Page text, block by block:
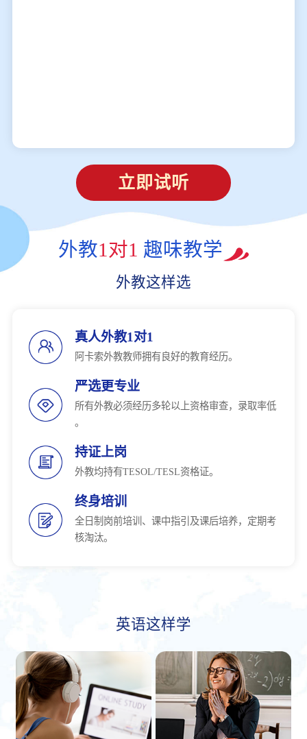
立即试听
外教1对1 趣味教学
外教这样选
真人外教1对1
阿卡索外教教师拥有良好的教育经历。
严选更专业
所有外教必须经历多轮以上资格审查，录取率低
。
持证上岗
外教均持有TESOL/TESL资格证。
终身培训
全日制岗前培训、课中指引及课后培养，定期考
核淘汰。
英语这样学